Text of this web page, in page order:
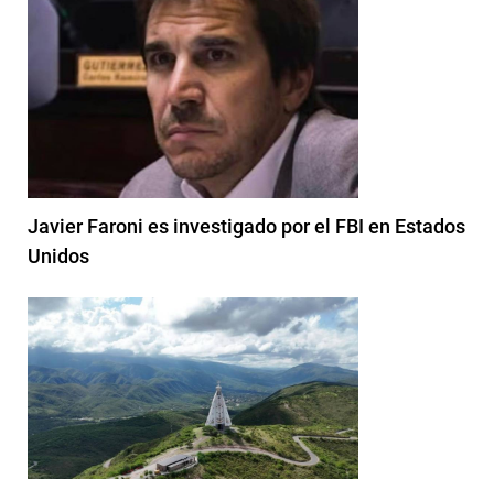
Javier Faroni es investigado por el FBI en Estados
Unidos